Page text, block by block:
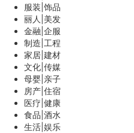
服装|饰品
丽人|美发
金融|企服
制造|工程
家居|建材
文化|传媒
母婴|亲子
房产|住宿
医疗|健康
食品|酒水
生活|娱乐